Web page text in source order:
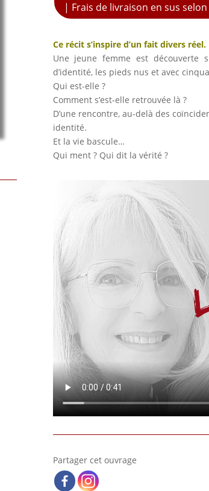
| Frais de livraison en sus
Ce récit s’inspire d’un fait divers réel.
Une jeune femme est découverte
d’identité, les pieds nus et avec
Qui est-elle ?
Comment s’est-elle retrouvée là ?
D’une rencontre, au-delà des
identité.
Et la vie bascule…
Qui ment ? Qui dit la vérité ?
Partager cet ouvrage